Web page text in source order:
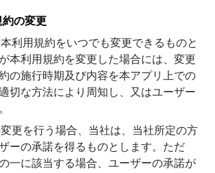
約の変更
利用規約をいつでも変更できるものと
本利用規約を変更した場合には、変更
の施行時期及び内容を本アプリ上での
切な方法により周知し、又はユーザー
更を行う場合、当社は、当社所定の方
ーの承諾を得るものとします。ただ
一に該当する場合、ユーザーの承諾が